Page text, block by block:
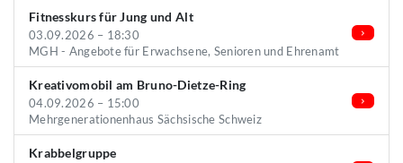
Fitnesskurs für Jung und Alt
03.09.2026 – 18:30
MGH - Angebote für Erwachsene, Senioren und Ehrenamt
Kreativomobil am Bruno-Dietze-Ring
04.09.2026 – 15:00
Mehrgenerationenhaus Sächsische Schweiz
Krabbelgruppe